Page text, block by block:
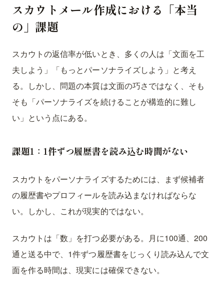
スカウトメール作成における「本当
の」課題
スカウトの返信率が低いとき、多くの人は「文面を工
夫しよう」「もっとパーソナライズしよう」と考え
る。しかし、問題の本質は文面の巧さではなく、そも
そも「パーソナライズを続けることが構造的に難し
い」という点にある。
課題1：1件ずつ履歴書を読み込む時間がない
スカウトをパーソナライズするためには、まず候補者
の履歴書やプロフィールを読み込まなければならな
い。しかし、これが現実的ではない。
スカウトは「数」を打つ必要がある。月に100通、200
通と送る中で、1件ずつ履歴書をじっくり読み込んで文
面を作る時間は、現実には確保できない。